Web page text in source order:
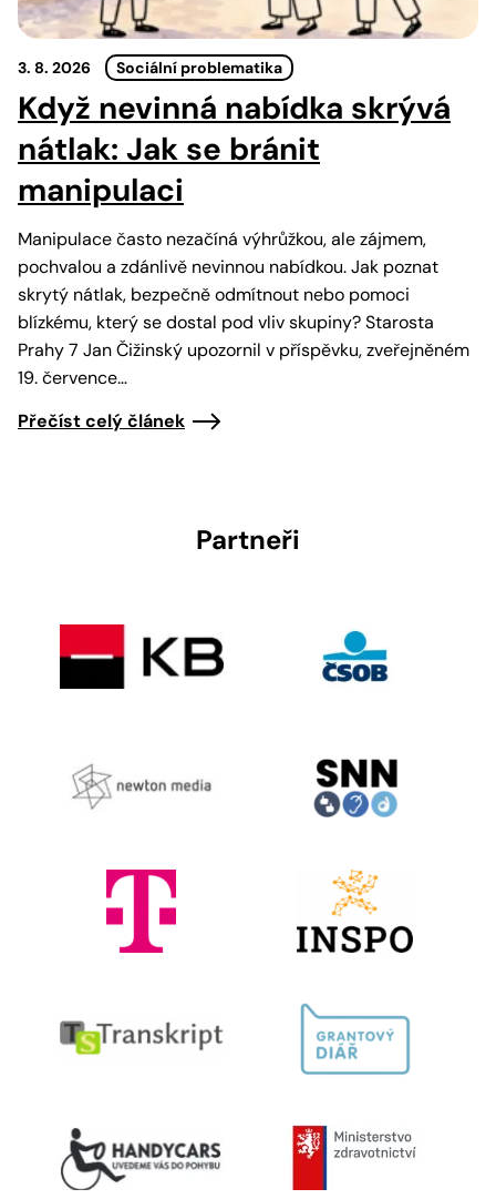
3. 8. 2026 Sociální problematika
Když nevinná nabídka skrývá
nátlak: Jak se bránit
manipulaci
Manipulace často nezačíná výhrůžkou, ale zájmem,
pochvalou a zdánlivě nevinnou nabídkou. Jak poznat
skrytý nátlak, bezpečně odmítnout nebo pomoci
blízkému, který se dostal pod vliv skupiny? Starosta
Prahy 7 Jan Čižinský upozornil v příspěvku, zveřejněném
19. července…
Přečíst celý článek
Partneři